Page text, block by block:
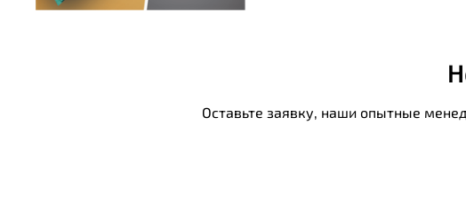
Оставьте заявку, наши опытные